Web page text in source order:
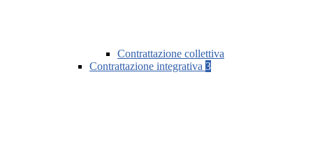
Contrattazione collettiva
Contrattazione integrativa 3